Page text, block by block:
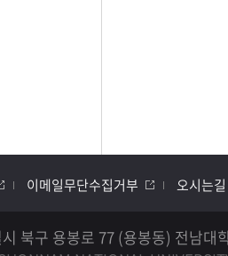
이메일무단수집거부 오시는길
북구 용봉로 77 (용봉동) 전남